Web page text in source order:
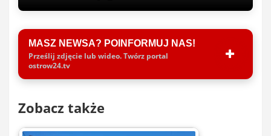
MASZ NEWSA? POINFORMUJ NAS!
Prześlij zdjęcie lub wideo. Twórz portal
ostrow24.tv
Zobacz także